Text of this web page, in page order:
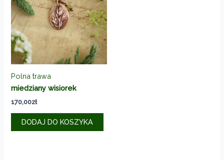
Polna trawa
miedziany wisiorek
170,00zł
DODAJ DO KOSZYKA